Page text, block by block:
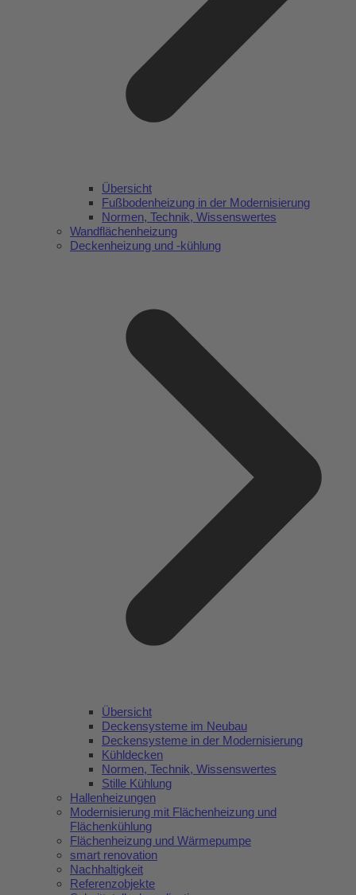
Übersicht
Fußbodenheizung in der Modernisierung
Normen, Technik, Wissenswertes
Wandflächenheizung
Deckenheizung und -kühlung
Übersicht
Deckensysteme im Neubau
Deckensysteme in der Modernisierung
Kühldecken
Normen, Technik, Wissenswertes
Stille Kühlung
Hallenheizungen
Modernisierung mit Flächenheizung und
Flächenkühlung
Flächenheizung und Wärmepumpe
smart renovation
Nachhaltigkeit
Referenzobjekte